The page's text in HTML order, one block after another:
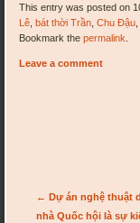
This entry was posted on
Lê ,bát thời Trần ,Chu Đậu
Bookmark thepermalink
Leave a comment
Post navigation
← Dự án nghệ thuật
nhà Quốc hội là sự